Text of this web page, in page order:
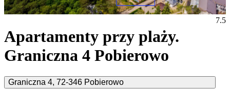
Apartamenty przy plaży.
Graniczna 4 Pobierowo
Graniczna 4, 72-346 Pobierowo
7.5